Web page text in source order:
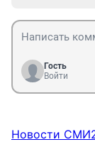
Гость
Войти
Новости